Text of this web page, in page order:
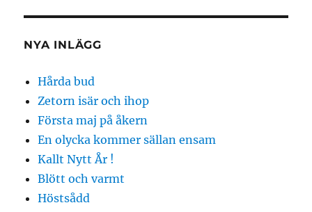
NYA INLÄGG
Hårda bud
Zetorn isär och ihop
Första maj på åkern
En olycka kommer sällan ensam
Kallt Nytt År !
Blött och varmt
Höstsådd